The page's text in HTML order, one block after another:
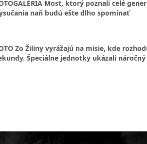
Most, ktorý poznali celé
naň budú ešte dlho spomínať
Zo Žiliny vyrážajú na misie, kde
Špeciálne jednotky ukázali